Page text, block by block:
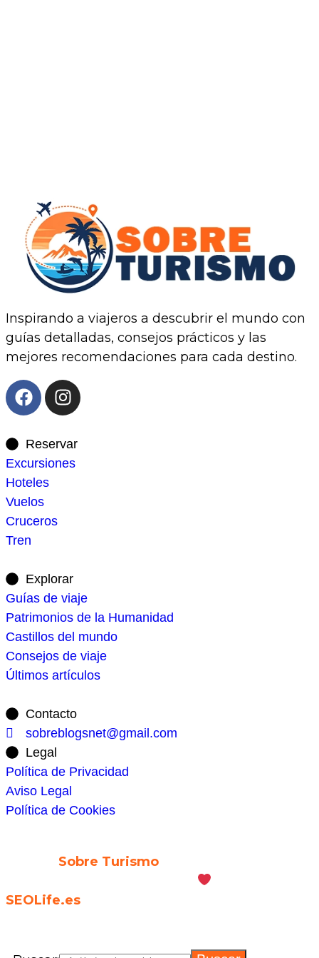
Inspirando a viajeros a descubrir el mundo con
guías detalladas, consejos prácticos y las
mejores recomendaciones para cada destino.
Reservar
Excursiones
Hoteles
Vuelos
Cruceros
Tren
Explorar
Guías de viaje
Patrimonios de la Humanidad
Castillos del mundo
Consejos de viaje
Últimos artículos
Contacto
sobreblogsnet@gmail.com
Legal
Política de Privacidad
Aviso Legal
Política de Cookies
Sobre Turismo
SEOLife.es